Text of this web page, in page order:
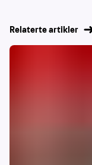
Relaterte artikler